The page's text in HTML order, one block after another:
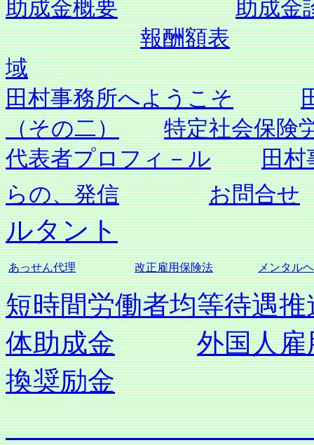
助成金概要
助成金
報酬額表
域
田村事務所へようこそ
（その二）
特定社会保険
代表者プロフィ－ル
田
らの、発信
お問合せ
ルタント
あっせん代理 改正雇用保険法 メンタル
短時間労働者均等待遇
体助成金
外国人
換奨励金